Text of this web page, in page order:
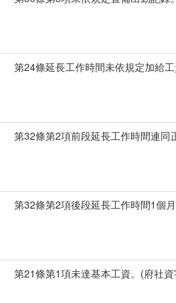
第24條延長工作時間未依規定加給
第32條第2項前段延長工作時間連
第32條第2項後段延長工作時間1個
第21條第1項未達基本工資。(府社